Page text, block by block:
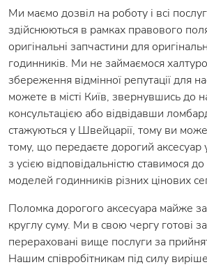
Ми маємо дозвіл на роботу і всі
здійснюються в рамках правового
оригінальні запчастини для
годинників. Ми не займаємося
збереження відмінної репутації для
можете в місті Київ, звернувшись до
консультацією або відвідавши
стажуються у Швейцарії, тому ви
тому, що передаєте дорогий аксесуар
з усією відповідальністю ставимося
моделей годинників різних цінових
Поломка дорогого аксесуара майже
круглу суму. Ми в свою чергу готові
перераховані вище послуги за
Нашим співробітникам під силу